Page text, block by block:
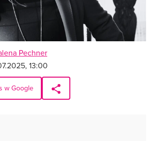
Pechner
13:00
w Google